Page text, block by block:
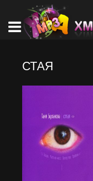
СТАЯ